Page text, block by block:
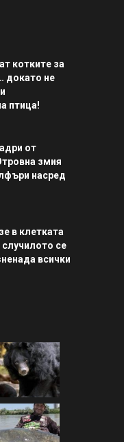
котките за
докато не
птица!
от
змия
насред
в клетката
се
всички